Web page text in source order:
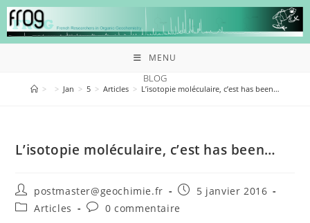
MENU
BLOG
> > Jan > 5 > Articles > L’isotopie moléculaire, c’est has been…
L’isotopie moléculaire, c’est has been…
postmaster@geochimie.fr
5 janvier 2016
Articles
0 commentaire